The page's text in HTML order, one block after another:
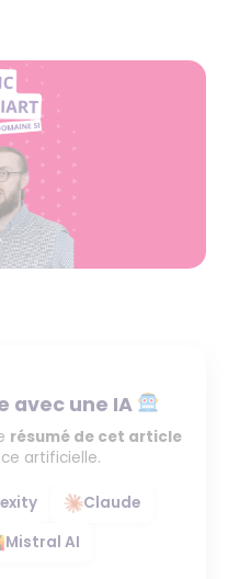
avec une IA
résumé de cet article
artificielle.
Claude
Mistral AI